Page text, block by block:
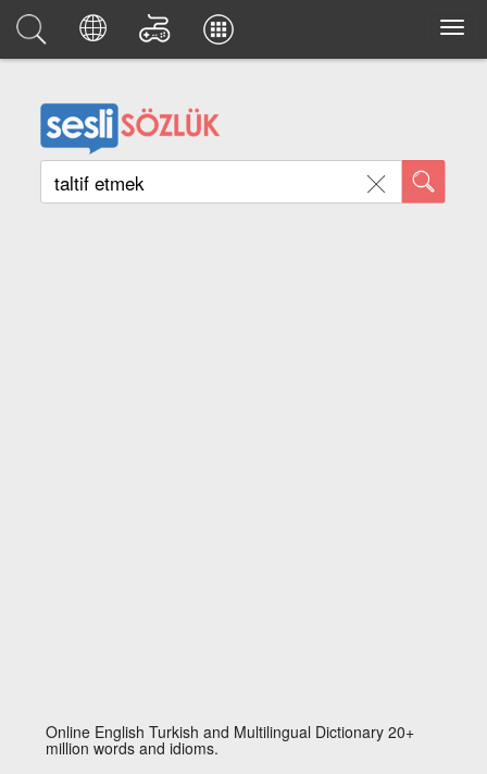
Online English Turkish and Multilingual Dictionary 20+
million words and idioms.